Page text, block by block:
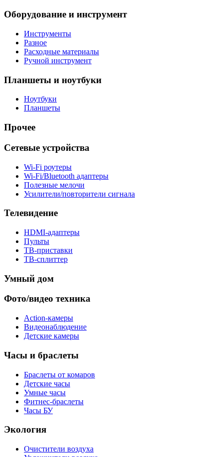
Оборудование и инструмент
Инструменты
Разное
Расходные материалы
Ручной инструмент
Планшеты и ноутбуки
Ноутбуки
Планшеты
Прочее
Сетевые устройства
Wi-Fi роутеры
Wi-Fi/Bluetooth адаптеры
Полезные мелочи
Усилители/повторители сигнала
Телевидение
HDMI-адаптеры
Пульты
ТВ-приставки
ТВ-сплиттер
Умный дом
Фото/видео техника
Action-камеры
Видеонаблюдение
Детские камеры
Часы и браслеты
Браслеты от комаров
Детские часы
Умные часы
Фитнес-браслеты
Часы БУ
Экология
Очистители воздуха